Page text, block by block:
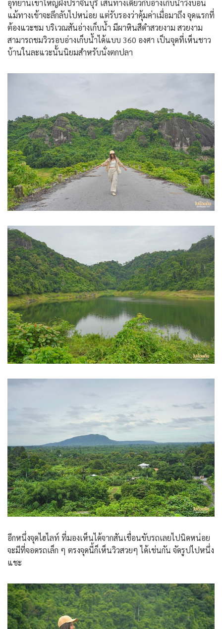
อุทยานเขาใหญ่ฝั่งปราจีนบุรี เส้นทางเดียวกับอ่างเก็บน้ำวังบอน
แม้ทางเข้าจะลึกลับไปหน่อย แต่รับรองว่าคุ้มค่าเมื่อมาถึง จุดแรกที่
ต้องแวะชม บริเวณสันอ่างเก็บน้ำ มีผาหินสีดำสวยงาม สวยงาม
สามารถชมวิวรอบอ่างเก็บน้ำได้แบบ 360 องศา เป็นจุดที่เห็นชาว
บ้านในละแวะนั้นนิยมสำหรับนั่งตกปลา
อีกหนึ่งจุดไฮไลท์ ที่มองเห็นได้จากสันเขื่อนขับรถเลยไปนิดหน่อย
จะมีที่จอดรถเล็ก ๆ ตรงจุดนี้ก็เห็นวิวสวยๆ ได้เช่นกัน จัดรูปไปหนึ่ง
แชะ